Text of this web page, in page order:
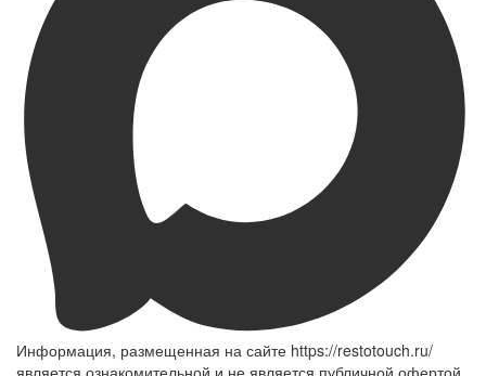
Информация, размещенная на сайте https://restotouch.ru/
является ознакомительной и не является публичной офертой,